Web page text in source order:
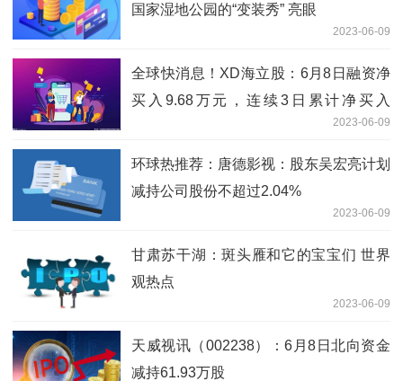
国家湿地公园的“变装秀” 亮眼
2023-06-09
全球快消息！XD海立股：6月8日融资净
买入9.68万元，连续3日累计净买入
2023-06-09
环球热推荐：唐德影视：股东吴宏亮计划
减持公司股份不超过2.04%
2023-06-09
甘肃苏干湖：斑头雁和它的宝宝们 世界
观热点
2023-06-09
天威视讯（002238）：6月8日北向资金
减持61.93万股